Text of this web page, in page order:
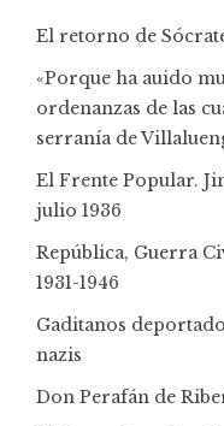
El retorno de
«Porque ha auido
ordenanzas de las
serranía de
El Frente Popular.
julio 1936
República, Guerra
1931-1946
Gaditanos
nazis
Don Perafán de